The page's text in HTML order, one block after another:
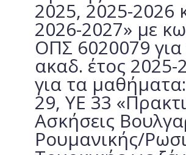
2025, 2025-2026
2026-2027» με
ΟΠΣ 6020079 για
ακαδ. έτος 2025-
για τα
29, YE 33
Ασκήσεις
Ρουμανικής/